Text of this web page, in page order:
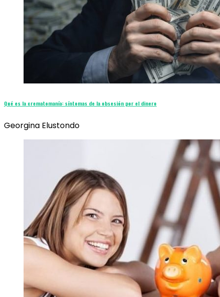
Qué es la crematomanía: síntomas de la obsesión por el dinero
Georgina Elustondo